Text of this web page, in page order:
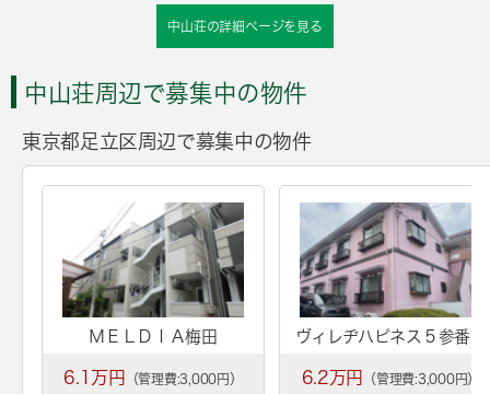
中山荘の詳細ページを見る
中山荘周辺で募集中の物件
東京都足立区周辺で募集中の物件
ＭＥＬＤＩＡ梅田
6.1万円 （管理費:3,000円）
ヴィレヂハピネス５参番館
6.2万円 （管理費:3,000円）